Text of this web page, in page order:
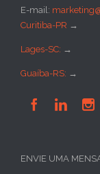
E-mail:
Curitiba-PR →
Lages-SC: →
Guaíba-RS: →
  
ENVIE UMA